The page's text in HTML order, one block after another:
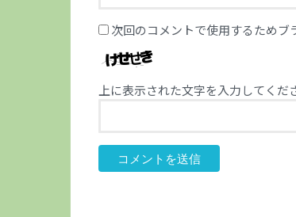
次回のコメントで使用するためブ
上に表示された文字を入力してくだ